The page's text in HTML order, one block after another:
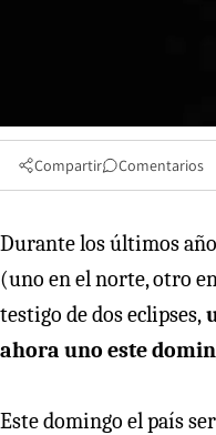
Compartir Comentarios
Durante los últimos
(uno en el norte, otro
testigo de dos eclipses,
ahora uno este
Este domingo el país